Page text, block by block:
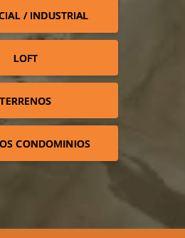
/ INDUSTRIAL
LOFT
TERRENOS
CONDOMINIOS